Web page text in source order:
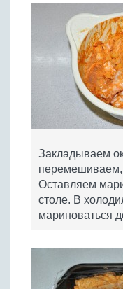
Закладываем
Оставляем
столе. В
мариноваться